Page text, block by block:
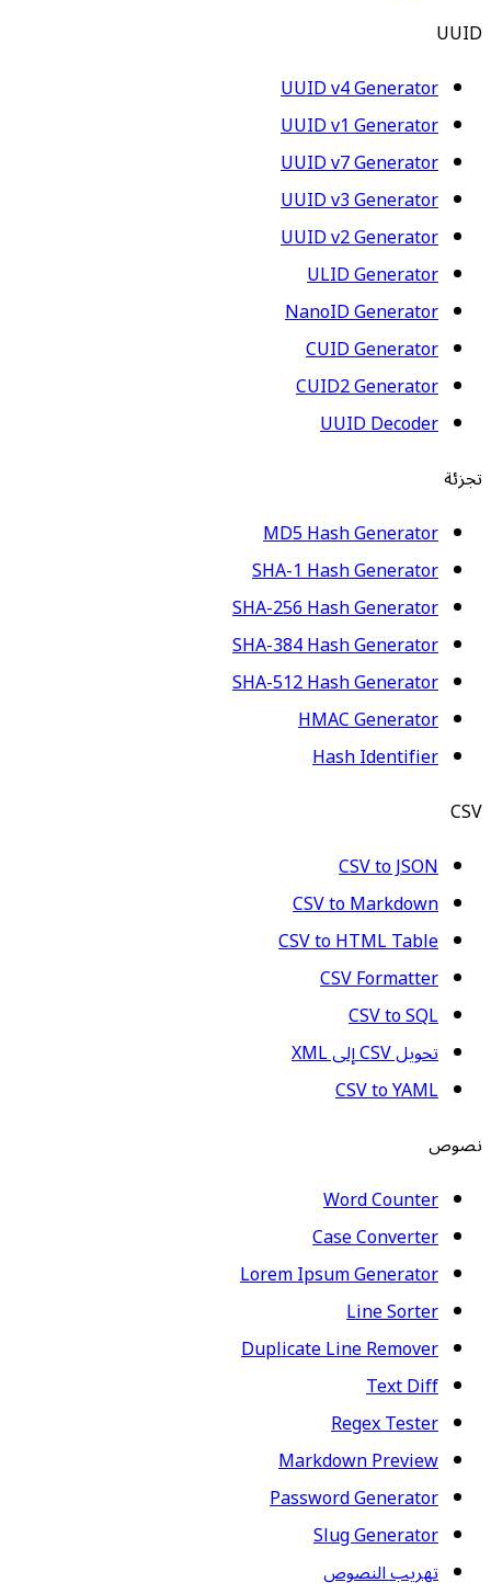
UUID
UUID v4 Generator
UUID v1 Generator
UUID v7 Generator
UUID v3 Generator
UUID v2 Generator
ULID Generator
NanoID Generator
CUID Generator
CUID2 Generator
UUID Decoder
تجزئة
MD5 Hash Generator
SHA-1 Hash Generator
SHA-256 Hash Generator
SHA-384 Hash Generator
SHA-512 Hash Generator
HMAC Generator
Hash Identifier
CSV
CSV to JSON
CSV to Markdown
CSV to HTML Table
CSV Formatter
CSV to SQL
تحويل CSV إلى XML
CSV to YAML
نصوص
Word Counter
Case Converter
Lorem Ipsum Generator
Line Sorter
Duplicate Line Remover
Text Diff
Regex Tester
Markdown Preview
Password Generator
Slug Generator
تهريب النصوص